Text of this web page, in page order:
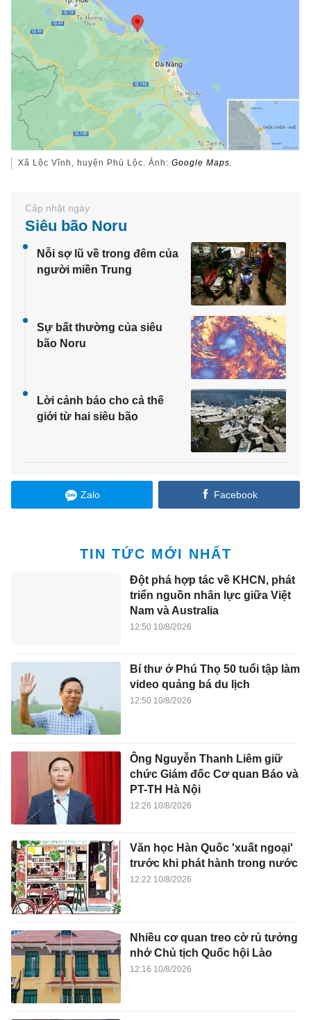
Xã Lộc Vĩnh, huyện Phú Lộc. Ảnh:Google Maps.
Siêu bão Noru
Nỗi sợ lũ về trong đêm của
người miền Trung
Sự bất thường của siêu
bão Noru
Lời cảnh báo cho cả thế
giới từ hai siêu bão
Zalo Facebook
TIN TỨC MỚI NHẤT
Đột phá hợp tác về KHCN, phát
triển nguồn nhân lực giữa Việt
Nam và Australia
12:50 10/8/2026
Bí thư ở Phú Thọ 50 tuổi tập làm
video quảng bá du lịch
12:50 10/8/2026
Ông Nguyễn Thanh Liêm giữ
chức Giám đốc Cơ quan Báo và
PT-TH Hà Nội
12:26 10/8/2026
Văn học Hàn Quốc 'xuất ngoại'
trước khi phát hành trong nước
12:22 10/8/2026
Nhiều cơ quan treo cờ rủ tưởng
nhớ Chủ tịch Quốc hội Lào
12:16 10/8/2026